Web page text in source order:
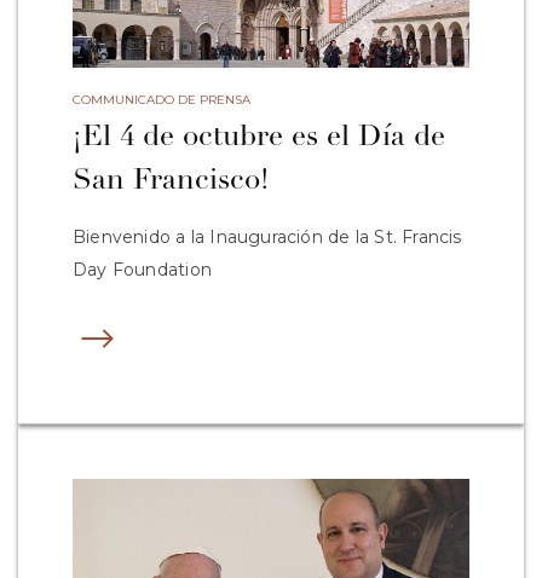
COMMUNICADO DE PRENSA
¡El 4 de octubre es el Día de
San Francisco!
Bienvenido a la Inauguración de la St. Francis
Day Foundation